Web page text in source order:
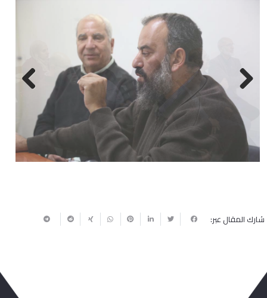
Previous
شارك المقال عبر: